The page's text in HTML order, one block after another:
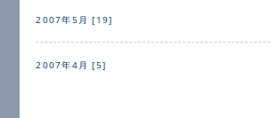
2007年5月 [19]
2007年4月 [5]